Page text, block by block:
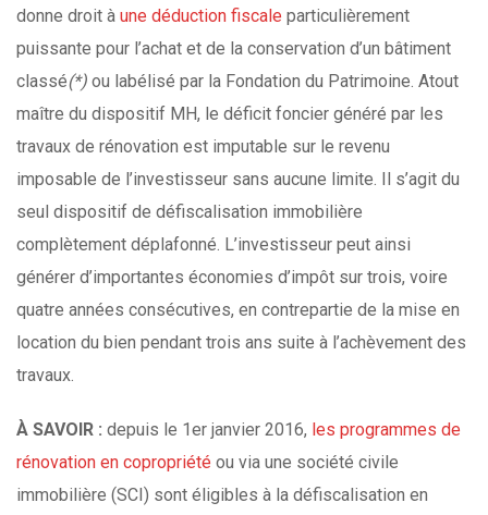
donne droit à une déduction fiscale particulièrement
puissante pour l’achat et de la conservation d’un bâtiment
classé(*) ou labélisé par la Fondation du Patrimoine. Atout
maître du dispositif MH, le déficit foncier généré par les
travaux de rénovation est imputable sur le revenu
imposable de l’investisseur sans aucune limite. Il s’agit du
seul dispositif de défiscalisation immobilière
complètement déplafonné. L’investisseur peut ainsi
générer d’importantes économies d’impôt sur trois, voire
quatre années consécutives, en contrepartie de la mise en
location du bien pendant trois ans suite à l’achèvement des
travaux.
À SAVOIR : depuis le 1er janvier 2016, les programmes de
rénovation en copropriété ou via une société civile
immobilière (SCI) sont éligibles à la défiscalisation en